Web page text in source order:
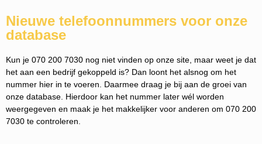
Nieuwe telefoonnummers voor onze
database
Kun je 070 200 7030 nog niet vinden op onze site, maar weet je dat
het aan een bedrijf gekoppeld is? Dan loont het alsnog om het
nummer hier in te voeren. Daarmee draag je bij aan de groei van
onze database. Hierdoor kan het nummer later wél worden
weergegeven en maak je het makkelijker voor anderen om 070 200
7030 te controleren.